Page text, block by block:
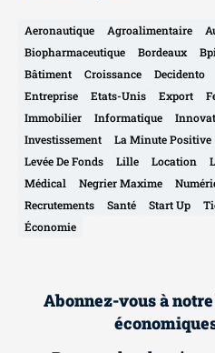
Aeronautique Agroalimentaire
Biopharmaceutique
Bordeaux
Bâtiment
Croissance Decidento
Entreprise
Etats-Unis Export
Immobilier
Informatique
Investissement
La Minute Positive
Levée De Fonds
Lille Location
Médical
Negrier Maxime
Recrutements
Santé Start Up
Économie
Abonnez-vous à